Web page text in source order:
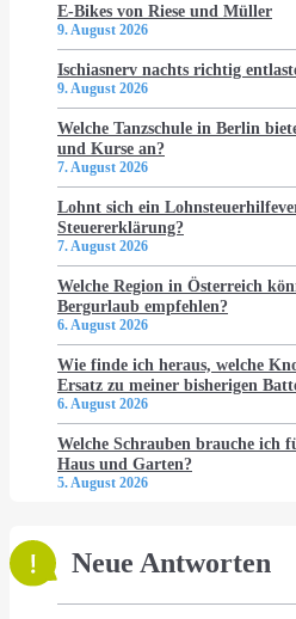
E-Bikes von Riese und Müller
9. August 2026
Ischiasnerv nachts richtig
9. August 2026
Welche Tanzschule in Berlin
und Kurse an?
7. August 2026
Lohnt sich ein
Steuererklärung?
7. August 2026
Welche Region in Österreich
Bergurlaub empfehlen?
6. August 2026
Wie finde ich heraus, welche
Ersatz zu meiner bisherigen
6. August 2026
Welche Schrauben brauche ich
Haus und Garten?
5. August 2026
Neue Antworten